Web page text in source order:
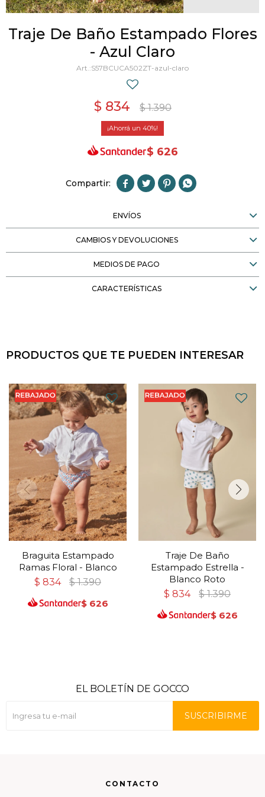
Traje De Baño Estampado Flores
- Azul Claro
S57BCUCA502ZT-azul-claro
$ 834 $ 1.390
40
$ 626
   
ENVÍOS
CAMBIOS Y DEVOLUCIONES
MEDIOS DE PAGO
CARACTERÍSTICAS
PRODUCTOS QUE TE PUEDEN INTERESAR
Braguita Estampado
Ramas Floral - Blanco
$ 834 $ 1.390
$ 626
Traje De Baño
Estampado Estrella -
Blanco Roto
$ 834 $ 1.390
$ 626
CONTACTO
EL BOLETÍN DE GOCCO
SUSCRIBIRME